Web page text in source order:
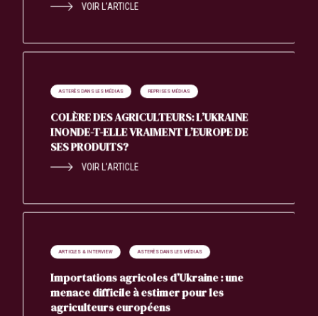
VOIR L’ARTICLE
ASTERÈS DANS LES MÉDIAS REPRISES MÉDIAS
COLÈRE DES AGRICULTEURS: L’UKRAINE
INONDE-T-ELLE VRAIMENT L’EUROPE DE
SES PRODUITS?
VOIR L’ARTICLE
ARTICLES & INTERVIEW ASTERÈS DANS LES MÉDIAS
Importations agricoles d’Ukraine : une
menace difficile à estimer pour les
agriculteurs européens